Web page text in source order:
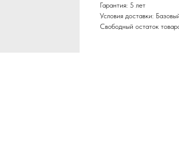
Гарантия: 5 лет
Условия доставки:
Свободный остаток